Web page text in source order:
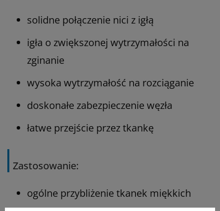
solidne połączenie nici z igłą
igła o zwiększonej wytrzymałości na
zginanie
wysoka wytrzymałość na rozciąganie
doskonałe zabezpieczenie węzła
łatwe przejście przez tkankę
Zastosowanie:
ogólne przybliżenie tkanek miękkich